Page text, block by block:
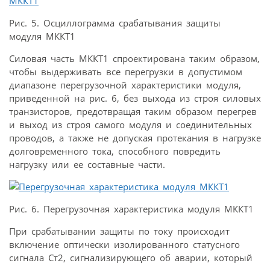
Рис. 5. Осциллограмма срабатывания защиты
модуля МККТ1
Силовая часть МККТ1 спроектирована таким образом,
чтобы выдерживать все перегрузки в допустимом
диапазоне перегрузочной характеристики модуля,
приведенной на рис. 6, без выхода из строя силовых
транзисторов, предотвращая таким образом перегрев
и выход из строя самого модуля и соединительных
проводов, а также не допуская протекания в нагрузке
долговременного тока, способного повредить
нагрузку или ее составные части.
Рис. 6. Перегрузочная характеристика модуля МККТ1
При срабатывании защиты по току происходит
включение оптически изолированного статусного
сигнала Ст2, сигнализирующего об аварии, который